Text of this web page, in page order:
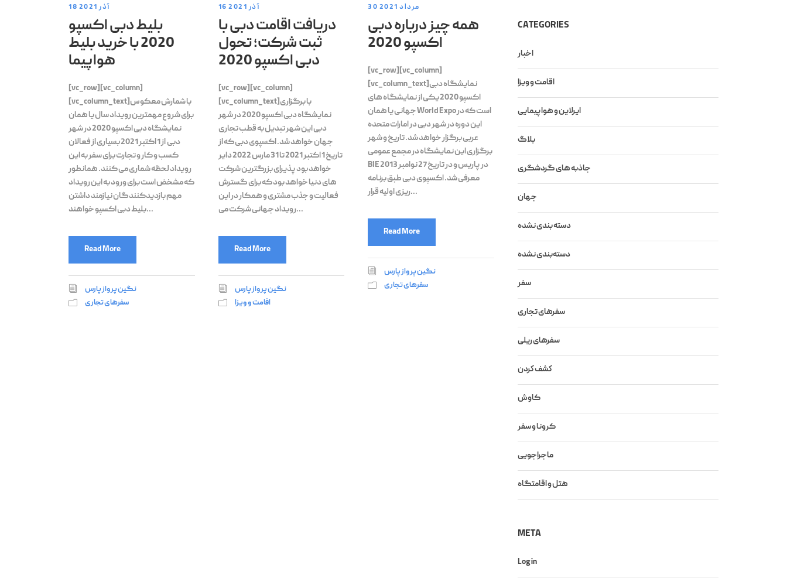
18 آذر 2021
بلیط دبی اکسپو
2020 با خرید بلیط
هواپیما
[vc_row][vc_column]
[vc_column_text]با شمارش معکوس
برای شروع مهمترین رویداد سال یا همان
نمایشگاه دبی اکسپو 2020 در شهر
دبی از 1 اکتبر 2021 بسیاری از فعالان
کسب و کار و تجارت برای سفر به این
رویداد لحظه شماری می کنند. همانطور
که مشخض است برای ورود به این رویداد
مهم بازدیدکنندگان نیازمند داشتن
بلیط دبی اکسپو خواهند...
Read More
نگین پرواز پارس
سفرهای تجاری
16 آذر 2021
دریافت اقامت دبی با
ثبت شرکت؛ تحول
دبی اکسپو 2020
[vc_row][vc_column]
[vc_column_text]با برگزاری
نمایشگاه دبی اکسپو 2020 در شهر
دبی این شهر تبدیل به قطب تجاری
جهان خواهد شد. اکسپوی دبی که از
تاریخ 1 اکتبر 2021 تا 31 مارس 2022 دایر
خواهد بود پذیرای بزرگترین شرکت
های دنیا خواهد بود که برای گسترش
فعالیت و جذب مشتری و همکار در این
رویداد جهانی شرکت می...
Read More
نگین پرواز پارس
اقامت و ویزا
30 مرداد 2021
همه چیز درباره دبی
اکسپو 2020
[vc_row][vc_column]
[vc_column_text]نمایشگاه دبی
اکسپو 2020 یکی از نمایشگاه های
جهانی یا همان World Expo است که در
این دوره در شهر دبی در امارات متحده
عربی برگزار خواهد شد. تاریخ و شهر
برگزاری این نمایشگاه در مجمع عمومی
BIE در پاریس و در تاریخ 27 نوامبر 2013
معرفی شد. اکسپوی دبی طبق برنامه
ریزی اولیه قرار...
Read More
نگین پرواز پارس
سفرهای تجاری
CATEGORIES
اخبار
اقامت و ویزا
ایرلاین و هواپیمایی
بلاگ
جاذبه های گردشگری
جهان
دسته بندی نشده
دسته‌بندی نشده
سفر
سفرهای تجاری
سفرهای ریلی
كشف كردن
کاوش
کرونا و سفر
ماجراجویی
هتل و اقامتگاه
META
Log in